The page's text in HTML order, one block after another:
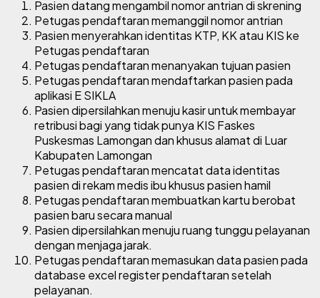
Pasien datang mengambil nomor antrian di skrening
Petugas pendaftaran memanggil nomor antrian
Pasien menyerahkan identitas KTP, KK atau KIS ke
Petugas pendaftaran
Petugas pendaftaran menanyakan tujuan pasien
Petugas pendaftaran mendaftarkan pasien pada
aplikasi E SIKLA
Pasien dipersilahkan menuju kasir untuk membayar
retribusi bagi yang tidak punya KIS Faskes
Puskesmas Lamongan dan khusus alamat di Luar
Kabupaten Lamongan
Petugas pendaftaran mencatat data identitas
pasien di rekam medis ibu khusus pasien hamil
Petugas pendaftaran membuatkan kartu berobat
pasien baru secara manual
Pasien dipersilahkan menuju ruang tunggu pelayanan
dengan menjaga jarak.
Petugas pendaftaran memasukan data pasien pada
database excel register pendaftaran setelah
pelayanan.